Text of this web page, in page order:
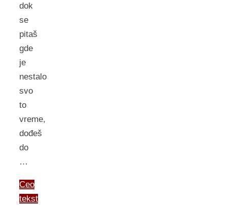
dok
se
pitaš
gde
je
nestalo
svo
to
vreme,
dođeš
do
…
Ceo
tekst